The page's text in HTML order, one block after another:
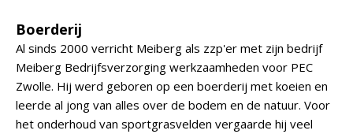
Boerderij
Al sinds 2000 verricht Meiberg als zzp'er met zijn bedrijf
Meiberg Bedrijfsverzorging werkzaamheden voor PEC
Zwolle. Hij werd geboren op een boerderij met koeien en
leerde al jong van alles over de bodem en de natuur. Voor
het onderhoud van sportgrasvelden vergaarde hij veel